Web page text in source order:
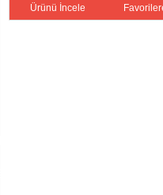
Ürünü İncele